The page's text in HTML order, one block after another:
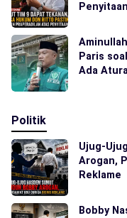
Paris
Ada
Politik
Ujug-
Arogan,
Reklame
Bobby